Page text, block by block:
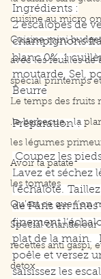
cuisine au micro
Cuisine mini
avec les feuilles de
spécial printemps
Le temps des fruits
.le barbecue... la
les légumes
Avoir la patate
les tomates
Qu’est ce que l’on
Spécial chandeleur
recettes anti gaspi,
detox
Ingrédients :
2 escalopes de
champignons
blanc 0%, 1
moutarde, Sel,
Beurre
Préparation :
Coupez les pieds des champignons.
Lavez et séchez
l’échalote.
de Paris en fines
finement
plat de la main.
poêle et versez
saisissez les